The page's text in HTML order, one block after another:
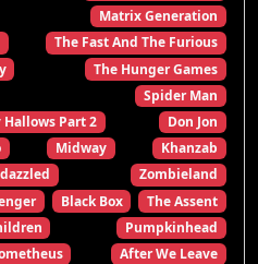
Matrix Generation
The Fast And The Furious
The Hunger Games
Spider Man
Part 2
Don Jon
Midway
Khanzab
Zombieland
Black Box
The Assent
Pumpkinhead
After We Leave